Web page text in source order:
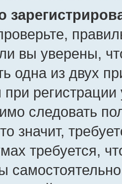
вы уверены,
одна из двух
следовать
значит,
требуется,